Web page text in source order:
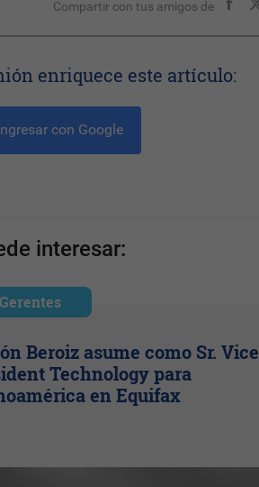
Compartir con tus amigos de
enriquece este artículo:
con Google
interesar:
Beroiz asume como Sr. Vice
Technology para
en Equifax